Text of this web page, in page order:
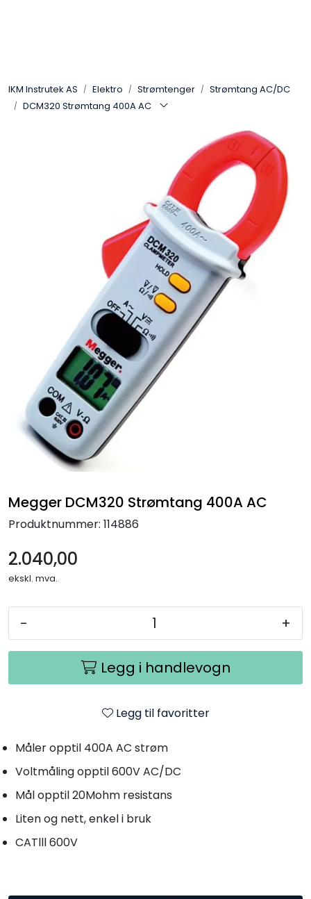
IKM Instrutek AS Elektro Strømtenger
Strømtang AC/DC
DCM320 Strømtang 400A AC
Megger DCM320 Strømtang 400A AC
Produktnummer: 114886
2.040,00
ekskl. mva.
- +
Legg i handlevogn
Legg til favoritter
Måler opptil 400A AC strøm
Voltmåling opptil 600V AC/DC
Mål opptil 20Mohm resistans
Liten og nett, enkel i bruk
CATlll 600V
Elektro
Miljø og sikkerhet
Termografi
Undervisning
Navigasjon & Kommunikasjon
Maskinvern & Instrumentering
Kampanjer
Outlet